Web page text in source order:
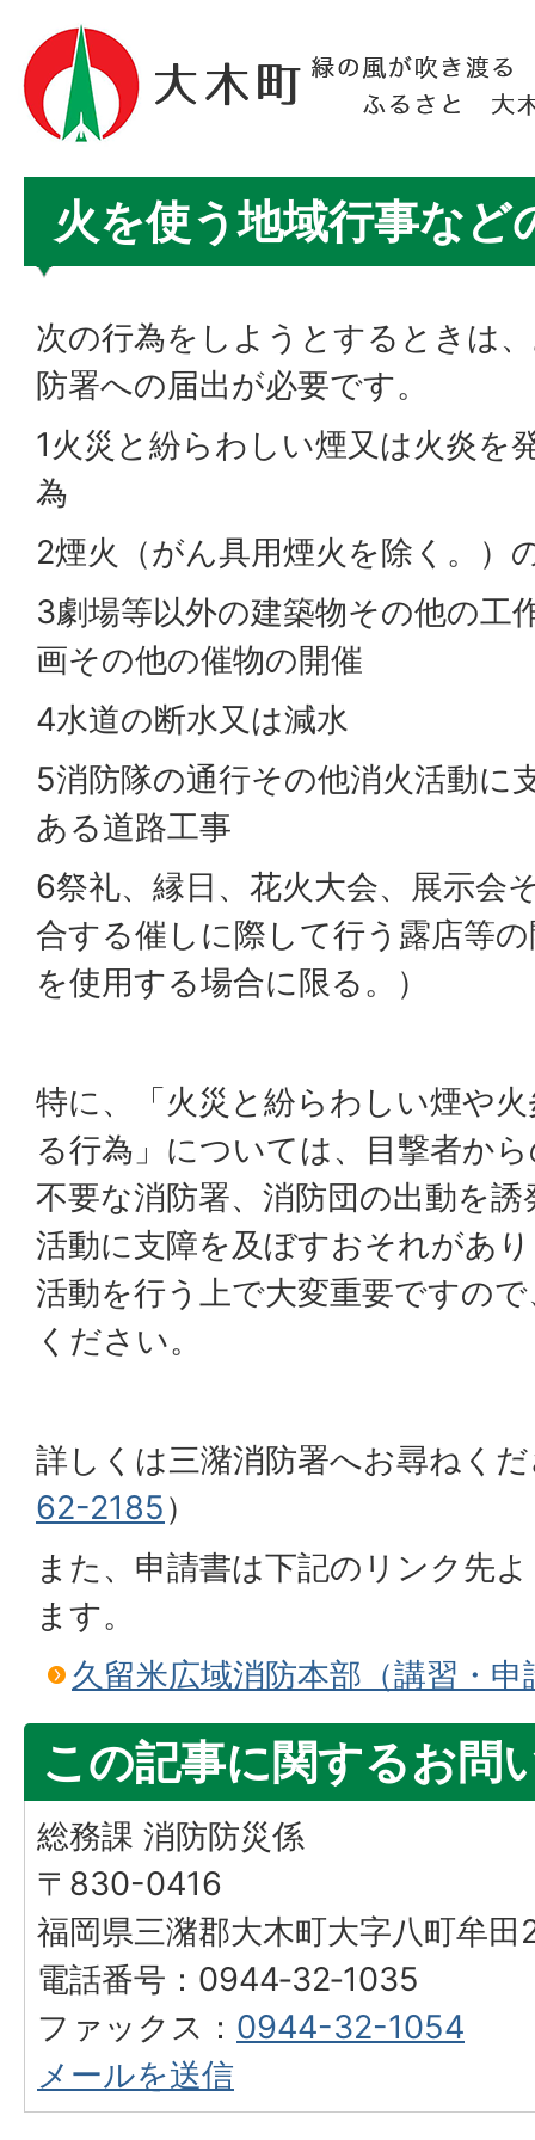
火を使う地域行事など
次の行為をしようとするときは
防署への届出が必要です。
1火災と紛らわしい煙又は火炎を
為
2煙火（がん具用煙火を除く。）
3劇場等以外の建築物その他の工
画その他の催物の開催
4水道の断水又は減水
5消防隊の通行その他消火活動に
ある道路工事
6祭礼、縁日、花火大会、展示会
合する催しに際して行う露店等
を使用する場合に限る。）
特に、「火災と紛らわしい煙や
る行為」については、目撃者か
不要な消防署、消防団の出動を
活動に支障を及ぼすおそれがあ
活動を行う上で大変重要ですの
ください。
詳しくは三潴消防署へお尋ねく
62-2185）
また、申請書は下記のリンク先
ます。
久留米広域消防本部（講習・申
この記事に関するお問
総務課 消防防災係
〒830-0416
福岡県三潴郡大木町大字八町牟
電話番号：0944‐32‐1035
ファックス： 0944-32-1054
メールを送信